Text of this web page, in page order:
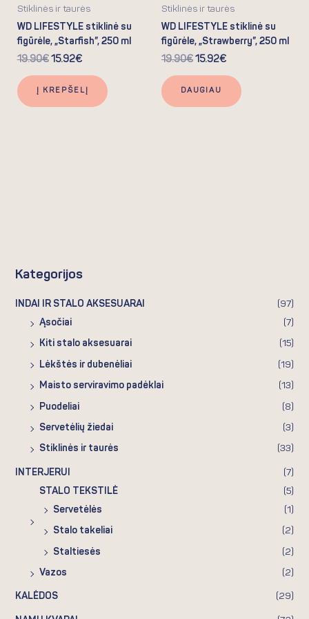
Kategorijos
INDAI IR STALO AKSESUARAI (97)
Ąsočiai (7)
Kiti stalo aksesuarai (15)
Lėkštės ir dubenėliai (19)
Maisto serviravimo padėklai (13)
Puodeliai (8)
Servetėlių žiedai (3)
Stiklinės ir taurės (33)
INTERJERUI (7)
STALO TEKSTILĖ (5)
Servetėlės (1)
Stalo takeliai (2)
Staltiesės (2)
Vazos (2)
KALĖDOS (29)
Stiklinės ir taurės
WD LIFESTYLE stiklinė su
figūrėle, „Starfish”, 250 ml
19.90€ 15.92€
Į KREPŠELĮ
Stiklinės ir taurės
WD LIFESTYLE stiklinė su
figūrėle, „Strawberry”, 250 ml
19.90€ 15.92€
DAUGIAU